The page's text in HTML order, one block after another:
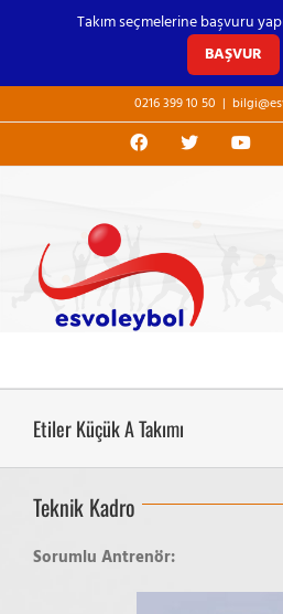
to
0216 399 10 50 |
Facebook
X
Etiler Küçük A Takımı
Teknik Kadro
Sorumlu Antrenör:
Takım seçmelerine başvuru
BAŞVUR